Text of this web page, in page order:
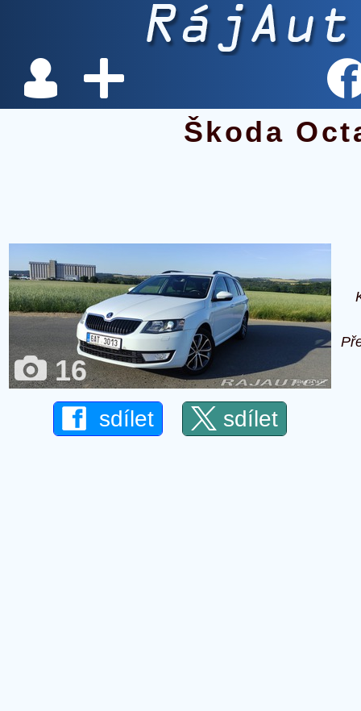
Škoda
16
sdílet sdílet